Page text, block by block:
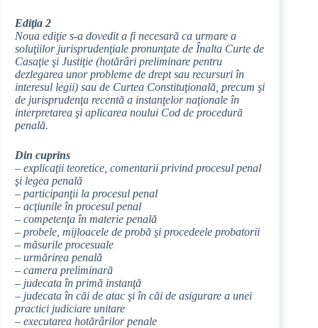
Ediţia 2
Noua ediţie s-a dovedit a fi necesară ca urmare a
soluţiilor jurisprudenţiale pronunţate de Înalta Curte de
Casaţie şi Justiţie (hotărâri preliminare pentru
dezlegarea unor probleme de drept sau recursuri în
interesul legii) sau de Curtea Constituţională, precum şi
de jurisprudenţa recentă a instanţelor naţionale în
interpretarea şi aplicarea noului Cod de procedură
penală.
Din cuprins
– explicaţii teoretice, comentarii privind procesul penal
şi legea penală
– participanţii la procesul penal
– acţiunile în procesul penal
– competenţa în materie penală
– probele, mijloacele de probă şi procedeele probatorii
– măsurile procesuale
– urmărirea penală
– camera preliminară
– judecata în primă instanţă
– judecata în căi de atac şi în căi de asigurare a unei
practici judiciare unitare
– executarea hotărârilor penale